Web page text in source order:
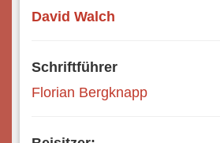
David Walch
Schriftführer
Florian Bergknapp